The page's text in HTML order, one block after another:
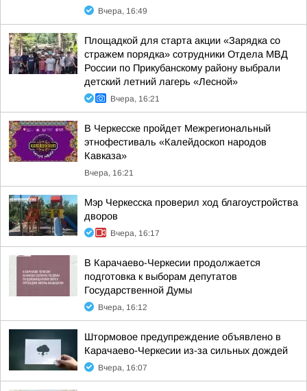
Вчера, 16:49
Площадкой для старта акции «Зарядка со
стражем порядка» сотрудники Отдела МВД
России по Прикубанскому району выбрали
детский летний лагерь «Лесной»
Вчера, 16:21
В Черкесске пройдет Межрегиональный
этнофестиваль «Калейдоскоп народов
Кавказа»
Вчера, 16:21
Мэр Черкесска проверил ход благоустройства
дворов
Вчера, 16:17
В Карачаево-Черкесии продолжается
подготовка к выборам депутатов
Государственной Думы
Вчера, 16:12
Штормовое предупреждение объявлено в
Карачаево-Черкесии из-за сильных дождей
Вчера, 16:07